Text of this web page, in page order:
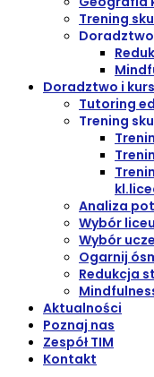
Trening
Doradztwo i
Tutoring
Trening
Analiza
Wybór
Wybór
Ogarnij
Redukcja
Aktualności
Poznaj nas
Zespół TIM
Kontakt